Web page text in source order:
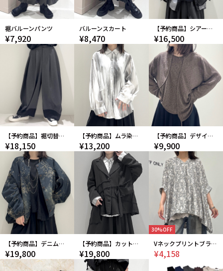
裾バルーンパンツ
¥7,920
バルーンスカート
¥8,470
【予約商品】シアードッキングジャケット
¥16,500
【予約商品】裾切替バレルレッグパンツ
¥18,150
【予約商品】ムラ染風プリントシャツ
¥13,200
【予約商品】デザインニット
¥9,900
【予約商品】デニムジャガードジャケット
¥19,800
【予約商品】カットオフデザインジャケット
¥19,800
30%OFF
Vネックプリントブラウス
¥4,158